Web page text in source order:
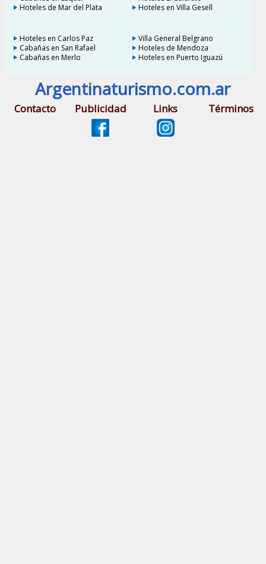
Hoteles de Mar del Plata
Hoteles en Villa Gesell
Hoteles en Carlos Paz
Villa General Belgrano
Cabañas en San Rafael
Hoteles de Mendoza
Cabañas en Merlo
Hoteles en Puerto Iguazú
Argentinaturismo.com.ar
Contacto Publicidad Links Términos